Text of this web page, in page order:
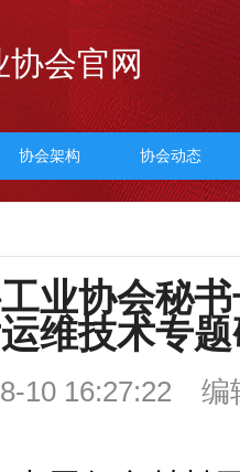
会官网
协会架构 协会动态
业协会秘
维技术专
10 16:27:22 编